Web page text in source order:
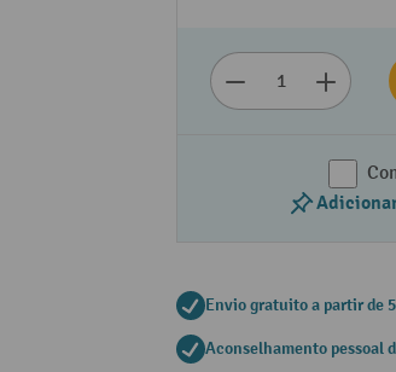
Envio gratuito a partir de
Aconselhamento pessoal